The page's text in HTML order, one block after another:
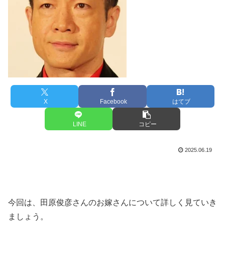
X Facebook はてブ
LINE コピー
2025.06.19
今回は、田原俊彦さんのお嫁さんについて詳しく見ていき
ましょう。